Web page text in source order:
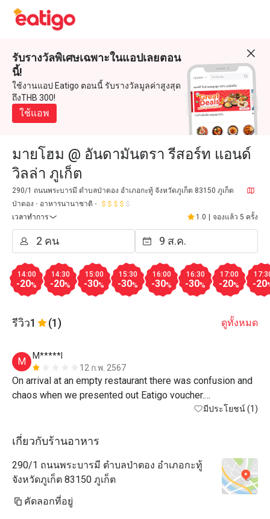
รับรางวัลพิเศษเฉพาะในแอปเลยตอน
นี้!
ใช้งานแอป Eatigo ตอนนี้ รับรางวัลมูลค่าสูงสุด
ถึงTHB 300!
ใช้แอพ
มายโฮม @ อันดามันตรา รีสอร์ท แอนด์
วิลล่า ภูเก็ต
290/1 ถนนพระบารมี ตำบลป่าตอง อำเภอกะทู้ จังหวัดภูเก็ต 83150 ภูเก็ต
ป่าตอง
อาหารนานาชาติ
เวลาทำการ
1.0 จองแล้ว 5 ครั้ง
14:00
-20%
14:30
-20%
15:00
-30%
15:30
-30%
16:00
-30%
16:30
-30%
17:00
-20% -20
รีวิว1 (1) ดูทั้งหมด
M
M*****l
12 ก.พ. 2567
On arrival at an empty restaurant there was confusion and
chaos when we presented out Eatigo voucher.
Staff had no idea of this promotion, they spent time
Very unwelcoming.
eating before my drink or my partners meal was served.
When we wanted to pay, the bill was prepared at hotel
reception causing more delay.
Food was average.
มีประโยชน์ (1)
เกี่ยวกับร้านอาหาร
290/1 ถนนพระบารมี ตำบลป่าตอง อำเภอกะทู้
จังหวัดภูเก็ต 83150 ภูเก็ต
คัดลอกที่อยู่